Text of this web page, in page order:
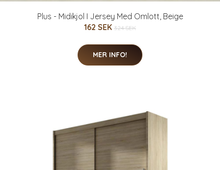
Plus - Midikjol I Jersey Med Omlott, Beige
162 SEK 324 SEK
MER INFO!